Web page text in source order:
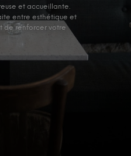
et accueillante.
entre esthétique et
de renforcer votre